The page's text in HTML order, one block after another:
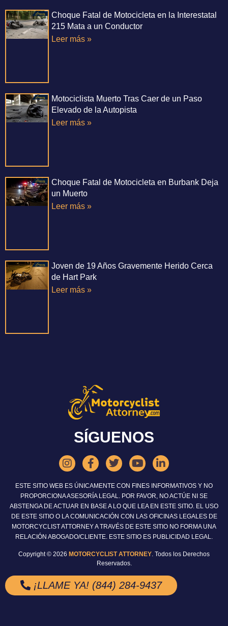
Choque Fatal de Motocicleta en la Interestatal
215 Mata a un Conductor
Leer más »
Motociclista Muerto Tras Caer de un Paso
Elevado de la Autopista
Leer más »
Choque Fatal de Motocicleta en Burbank Deja
un Muerto
Leer más »
Joven de 19 Años Gravemente Herido Cerca
de Hart Park
Leer más »
SÍGUENOS
ESTE SITIO WEB ES ÚNICAMENTE CON FINES INFORMATIVOS Y NO
PROPORCIONA ASESORÍA LEGAL. POR FAVOR, NO ACTÚE NI SE
ABSTENGA DE ACTUAR EN BASE A LO QUE LEA EN ESTE SITIO. EL USO
DE ESTE SITIO O LA COMUNICACIÓN CON LAS OFICINAS LEGALES DE
MOTORCYCLIST ATTORNEY A TRAVÉS DE ESTE SITIO NO FORMA UNA
RELACIÓN ABOGADO/CLIENTE. ESTE SITIO ES PUBLICIDAD LEGAL.
Copyright © 2026 MOTORCYCLIST ATTORNEY. Todos los Derechos
Reservados.
¡LLAME YA! (844) 284-9437